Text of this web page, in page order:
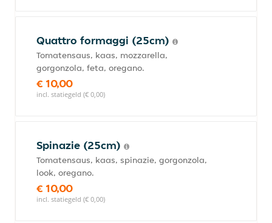
Quattro formaggi (25cm)
Tomatensaus, kaas, mozzarella,
gorgonzola, feta, oregano.
€ 10,00
incl. statiegeld (€ 0,00)
Spinazie (25cm)
Tomatensaus, kaas, spinazie, gorgonzola,
look, oregano.
€ 10,00
incl. statiegeld (€ 0,00)